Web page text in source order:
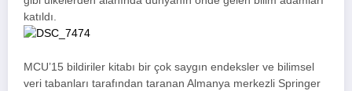
katıldı.
MCU’15 bildiriler kitabı bir çok saygın endeksler ve bilimsel
veri tabanları tarafından taranan Almanya merkezli Springer